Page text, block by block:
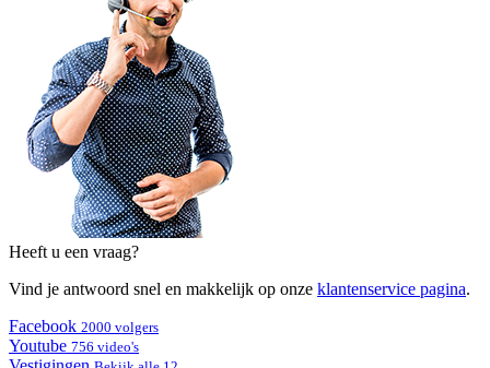
Heeft u een vraag?
Vind je antwoord snel en makkelijk op onze klantenservice pagina.
Facebook 2000 volgers
Youtube 756 video's